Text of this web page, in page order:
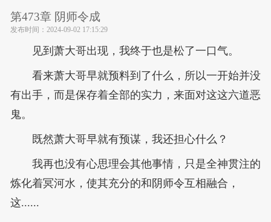
第473章 阴师令成
发布时间： 2024-09-02 17:15:29
见到萧大哥出现，我终于也是松了一口气。
看来萧大哥早就预料到了什么，所以一开始并没
有出手，而是保存着全部的实力，来面对这这六道恶
鬼。
既然萧大哥早就有预谋，我还担心什么？
我再也没有心思理会其他事情，只是全神贯注的
炼化着冥河水，使其充分的和阴师令互相融合，
这......